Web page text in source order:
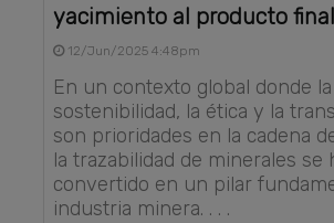
yacimiento al producto final
12/Jun/2025 4:48pm
En un contexto global donde la
sostenibilidad, la ética y la
son prioridades en la cadena
la trazabilidad de minerales se
convertido en un pilar
industria minera. . . .